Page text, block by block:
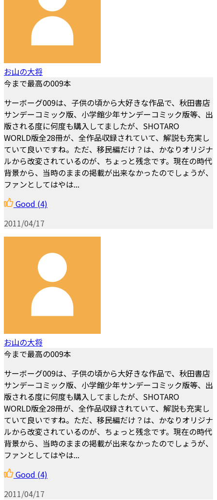
お山の大将
今まで最高の009本
サーボーグ009は、子供の頃から大好きな作品で、秋田書店
サンデーコミック版、小学館少年サンデーコミック版等、出
版される度に何度も購入してましたが、SHOTARO
WORLD版全28冊が、全作品収録されていて、解説も充実し
ていて良いですね。ただ、移民編だけ？は、かなりオリジナ
ルから改変されているのが、ちょっと残念です。現在の時代
背景から、当時のままの掲載が出来なかったのでしょうが、
ファンとしてはやは...
Good (4)
2011/04/17
お山の大将
今まで最高の009本
サーボーグ009は、子供の頃から大好きな作品で、秋田書店
サンデーコミック版、小学館少年サンデーコミック版等、出
版される度に何度も購入してましたが、SHOTARO
WORLD版全28冊が、全作品収録されていて、解説も充実し
ていて良いですね。ただ、移民編だけ？は、かなりオリジナ
ルから改変されているのが、ちょっと残念です。現在の時代
背景から、当時のままの掲載が出来なかったのでしょうが、
ファンとしてはやは...
Good (4)
2011/04/17